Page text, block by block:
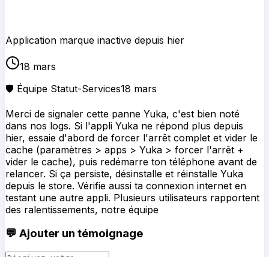
Application marque inactive depuis hier
18 mars
🛡️ Équipe Statut-Services18 mars
Merci de signaler cette panne Yuka, c'est bien noté
dans nos logs. Si l'appli Yuka ne répond plus depuis
hier, essaie d'abord de forcer l'arrêt complet et vider le
cache (paramètres > apps > Yuka > forcer l'arrêt +
vider le cache), puis redémarre ton téléphone avant de
relancer. Si ça persiste, désinstalle et réinstalle Yuka
depuis le store. Vérifie aussi ta connexion internet en
testant une autre appli. Plusieurs utilisateurs rapportent
des ralentissements, notre équipe
💬 Ajouter un témoignage